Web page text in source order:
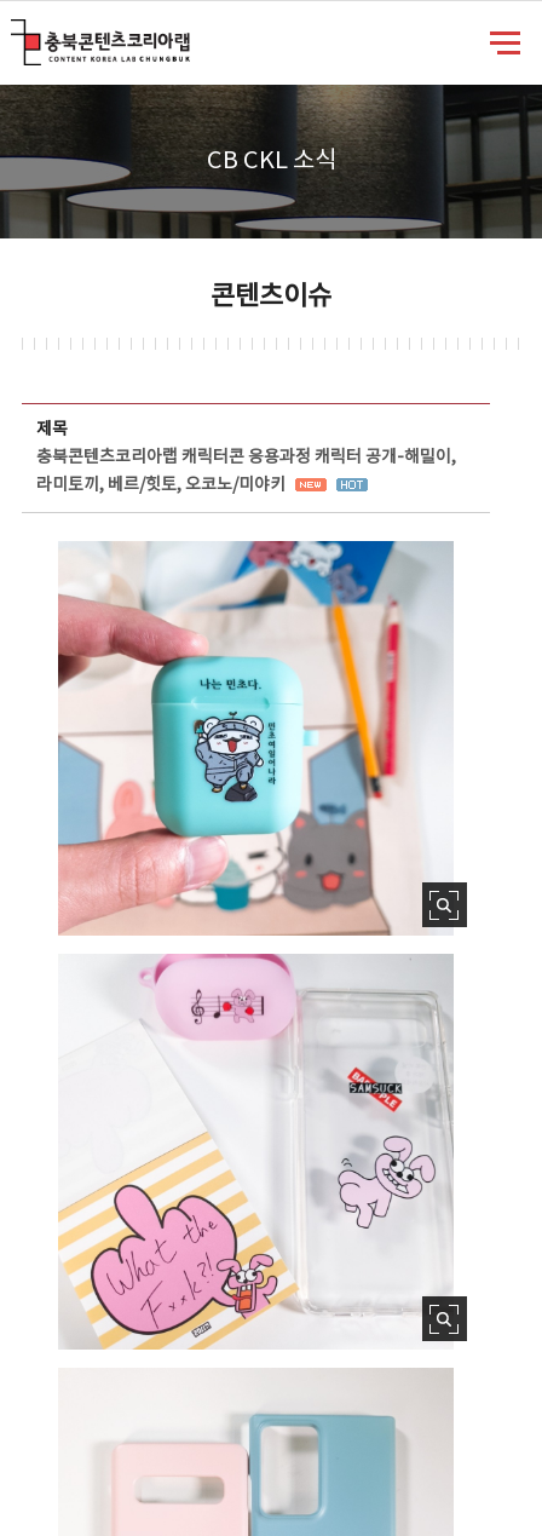
CB CKL 소식
콘텐츠이슈
제목
충북콘텐츠코리아랩 캐릭터콘 응용과정 캐릭터 공개-해밀이,
라미토끼, 베르/힛토, 오코노/미야키